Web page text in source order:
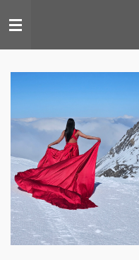
au
contenu